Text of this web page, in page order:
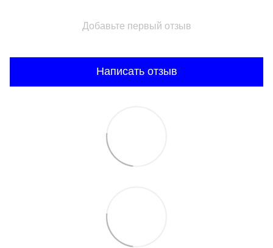
Добавьте первый отзыв
Написать отзыв